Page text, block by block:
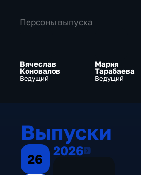
Персоны выпуска
Вячеслав
Коновалов
Ведущий
Мария
Тарабаева
Ведущий
Выпуски
26
20262026